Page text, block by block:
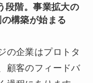
段階。事業拡大の
構築が始まる
の企業はプロトタ
顧客のフィードバ